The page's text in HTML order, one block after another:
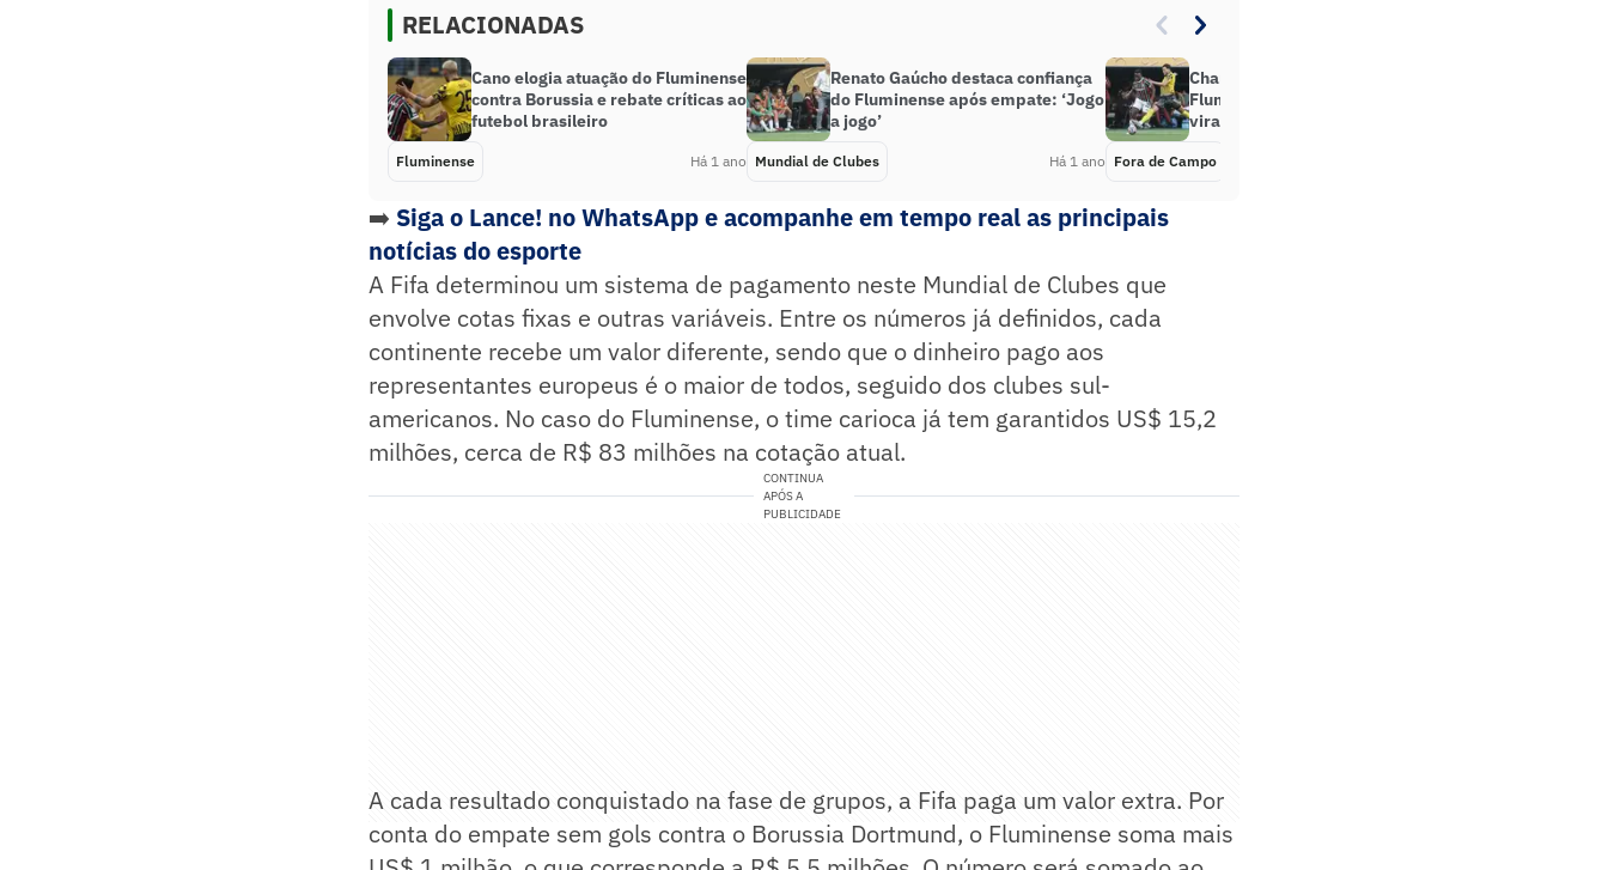
RELACIONADAS
Cano elogia atuação do Fluminense
contra Borussia e rebate críticas ao
futebol brasileiro
Fluminense Há 1 ano
Renato Gaúcho destaca confiança
do Fluminense após empate: ‘Jogo
a jogo’
Mundial de Clubes Há 1 ano
Chance desperdiçada em
Fluminense x Borussia Dortmund
viraliza: ‘Inacreditável’
Fora de Campo
➡️ Siga o Lance! no WhatsApp e acompanhe em tempo real as principais
notícias do esporte
A Fifa determinou um sistema de pagamento neste Mundial de Clubes que
envolve cotas fixas e outras variáveis. Entre os números já definidos, cada
continente recebe um valor diferente, sendo que o dinheiro pago aos
representantes europeus é o maior de todos, seguido dos clubes sul-
americanos. No caso do Fluminense, o time carioca já tem garantidos US$ 15,2
milhões, cerca de R$ 83 milhões na cotação atual.
CONTINUA
APÓS A
PUBLICIDADE
A cada resultado conquistado na fase de grupos, a Fifa paga um valor extra. Por
conta do empate sem gols contra o Borussia Dortmund, o Fluminense soma mais